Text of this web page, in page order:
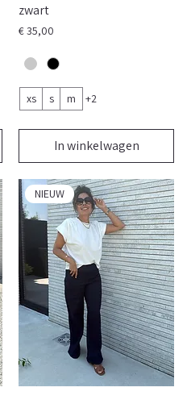
zwart
Prijs
€ 35,00
xs s m +2
In winkelwagen
NIEUW